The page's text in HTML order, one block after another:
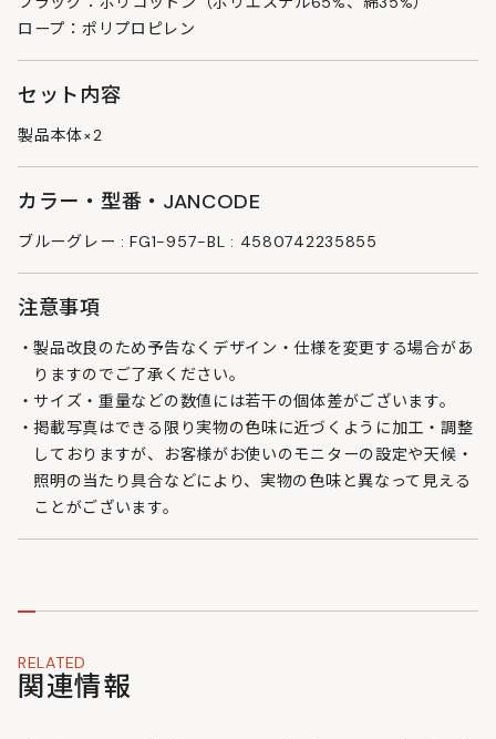
ロープ：ポリプロピレン
セット内容
製品本体×2
カラー・型番・JANCODE
ブルーグレー : FG1-957-BL : 4580742235855
注意事項
製品改良のため予告なくデザイン・仕様を変更する場合があ
りますのでご了承ください。
サイズ・重量などの数値には若干の個体差がございます。
掲載写真はできる限り実物の色味に近づくように加工・調整
しておりますが、お客様がお使いのモニターの設定や天候・
照明の当たり具合などにより、実物の色味と異なって見える
ことがございます。
RELATED
関連情報